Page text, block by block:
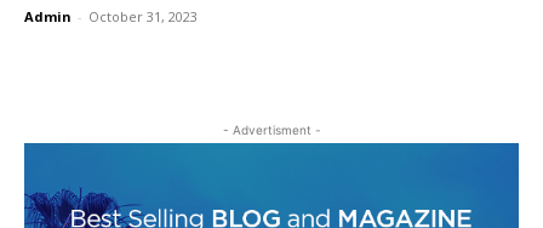
Admin - October 31, 2023
- Advertisment -